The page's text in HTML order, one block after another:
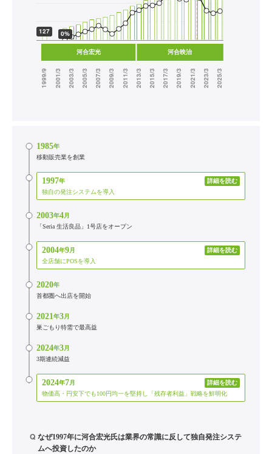
1985年
移動販売業を創業
1997年
詳細を読む
独自の発注システムを導入
2003年4月
「Seria 生活良品」1号店をオープン
2004年9月
詳細を読む
全店舗にPOSを導入
2020年
首都圏へ出店を開始
2021年3月
巣ごもり特需で最高益
2024年3月
3期連続減益
2024年7月
詳細を読む
物価高・円安下でも100円均一を堅持し「残存者利益」戦略を鮮明化
Q なぜ1997年に河合宏光氏は業界の常識に反して独自発注システ
ムへ投資したのか